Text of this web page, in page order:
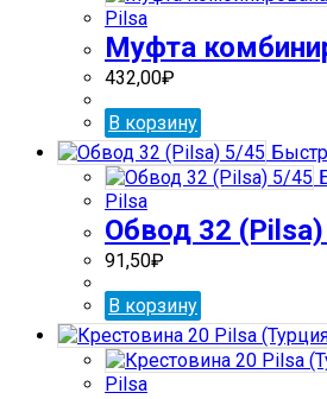
Pilsa
Муфта
432,00₽
В корзину
Pilsa
Обвод 32
91,50₽
В корзину
Pilsa